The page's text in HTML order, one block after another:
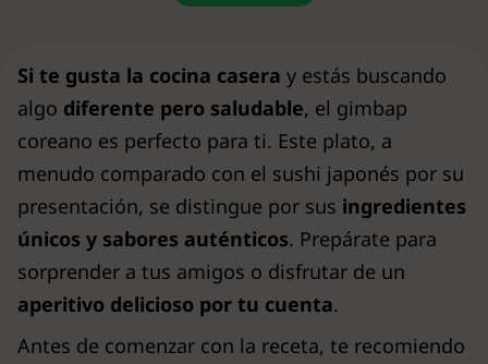
Si te gusta la cocina casera y estás buscando
algo diferente pero saludable, el gimbap
coreano es perfecto para ti. Este plato, a
menudo comparado con el sushi japonés por su
presentación, se distingue por sus ingredientes
únicos y sabores auténticos. Prepárate para
sorprender a tus amigos o disfrutar de un
aperitivo delicioso por tu cuenta.
Antes de comenzar con la receta, te recomiendo